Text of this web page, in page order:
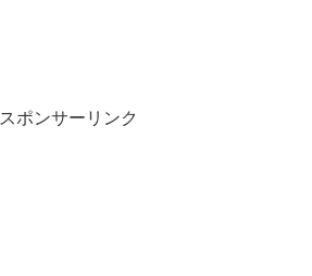
スポンサーリンク